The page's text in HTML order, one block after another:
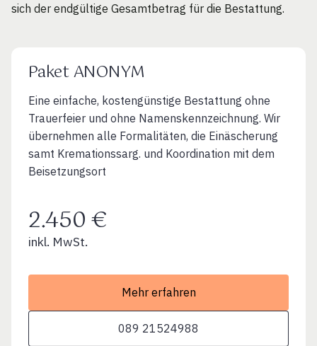
sich der endgültige Gesamtbetrag für die Bestattung.
Paket ANONYM
Eine einfache, kostengünstige Bestattung ohne
Trauerfeier und ohne Namenskennzeichnung. Wir
übernehmen alle Formalitäten, die Einäscherung
samt Kremationssarg. und Koordination mit dem
Beisetzungsort
2.450 €
inkl. MwSt.
Mehr erfahren
089 21524988